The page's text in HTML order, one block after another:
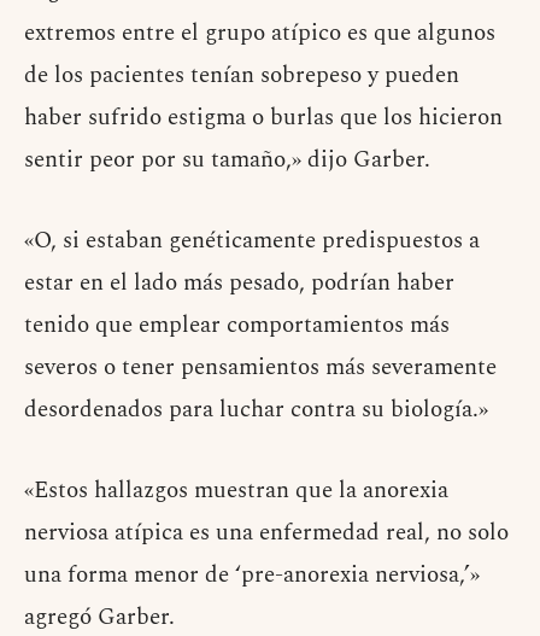
extremos entre el grupo atípico es que algunos
de los pacientes tenían sobrepeso y pueden
haber sufrido estigma o burlas que los hicieron
sentir peor por su tamaño,» dijo Garber.
«O, si estaban genéticamente predispuestos a
estar en el lado más pesado, podrían haber
tenido que emplear comportamientos más
severos o tener pensamientos más severamente
desordenados para luchar contra su biología.»
«Estos hallazgos muestran que la anorexia
nerviosa atípica es una enfermedad real, no solo
una forma menor de ‘pre-anorexia nerviosa,’»
agregó Garber.